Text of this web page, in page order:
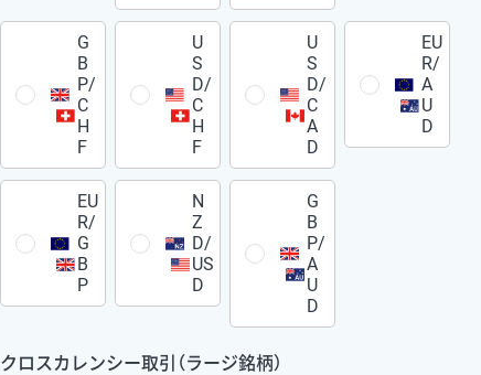
G
B
P/
C
H
F
U
S
D/
C
H
F
U
S
D/
C
A
D
EU
R/
A
U
D
EU
R/
G
B
P
N
Z
D/
US
D
G
B
P/
A
U
D
クロスカレンシー取引（ラージ銘柄）